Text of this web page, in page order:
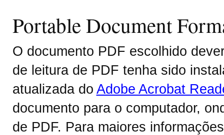
Portable Document
O documento PDF escolhido
de leitura de PDF tenha sido
atualizada do Adobe Acrobat
documento para o computador,
de PDF. Para maiores